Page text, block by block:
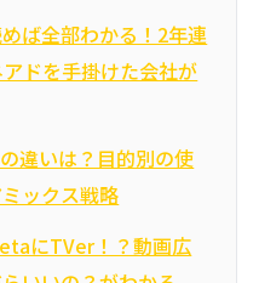
ば全部わかる！2年連
ドを手掛けた会社が
違いは？目的別の使
ックス戦略
にTVer！？動画広